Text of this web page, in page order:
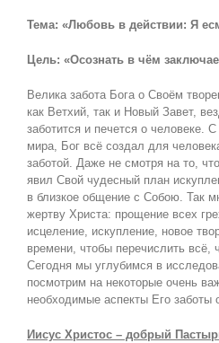
Тема: «Любовь в действии: Я
Цель: «Осознать в чём
Велика забота Бога о Своём
как Ветхий, так и Новый Завет,
заботится и печется о человеке.
мира, Бог всё создал для
заботой. Даже не смотря на то,
явил Свой чудесный план
в близкое общение с Собою. Так
жертву Христа: прощение всех
исцеление, искупление, новое
времени, чтобы перечислить всё,
Сегодня мы углубимся в
посмотрим на некоторые очень
необходимые аспекты Его заботы
Иисус Христос – добрый